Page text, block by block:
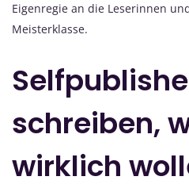
Eigenregie an die Leserinnen
Meisterklasse.
schreiben,
wirklich